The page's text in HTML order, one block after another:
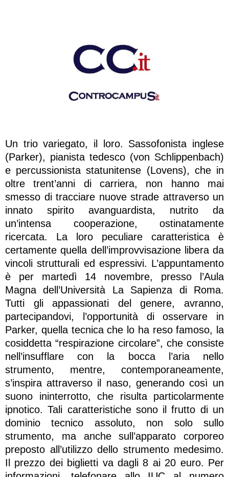
Un trio variegato, il loro. Sassofonista inglese
(Parker), pianista tedesco (von Schlippenbach)
e percussionista statunitense (Lovens), che in
oltre trent’anni di carriera, non hanno mai
smesso di tracciare nuove strade attraverso un
innato spirito avanguardista, nutrito da
un’intensa cooperazione, ostinatamente
ricercata. La loro peculiare caratteristica è
certamente quella dell’improvvisazione libera da
vincoli strutturali ed espressivi. L’appuntamento
è per martedì 14 novembre, presso l’Aula
Magna dell’Università La Sapienza di Roma.
Tutti gli appassionati del genere, avranno,
partecipandovi, l’opportunità di osservare in
Parker, quella tecnica che lo ha reso famoso, la
cosiddetta “respirazione circolare”, che consiste
nell’insufflare con la bocca l’aria nello
strumento, mentre, contemporaneamente,
s’inspira attraverso il naso, generando così un
suono ininterrotto, che risulta particolarmente
ipnotico. Tali caratteristiche sono il frutto di un
dominio tecnico assoluto, non solo sullo
strumento, ma anche sull’apparato corporeo
preposto all’utilizzo dello strumento medesimo.
Il prezzo dei biglietti va dagli 8 ai 20 euro. Per